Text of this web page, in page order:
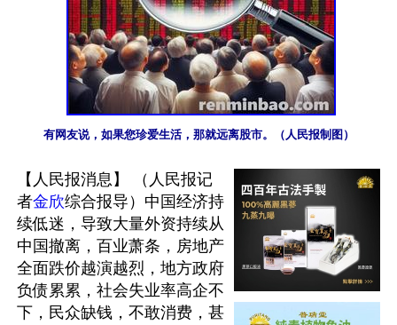
有网友说，如果您珍爱生活，那就远离股市。（人民报制图）
【人民报消息】 （人民报记
者金欣综合报导）中国经济持
续低迷，导致大量外资持续从
中国撤离，百业萧条，房地产
全面跌价越演越烈，地方政府
负债累累，社会失业率高企不
下，民众缺钱，不敢消费，甚